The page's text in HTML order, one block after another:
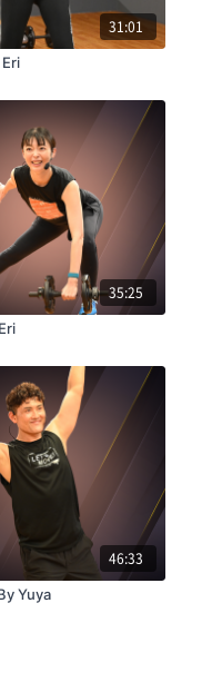
31:01
35:25
46:33
Yuya